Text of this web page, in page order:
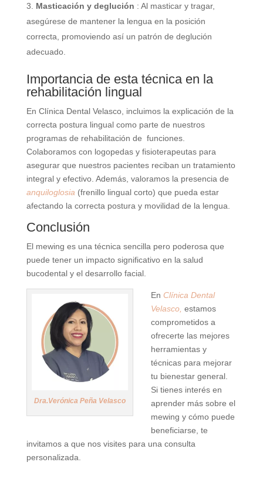
Masticación y deglución : Al masticar y tragar,
asegúrese de mantener la lengua en la posición
correcta, promoviendo así un patrón de deglución
adecuado.
Importancia de esta técnica en la
rehabilitación lingual
En Clínica Dental Velasco, incluimos la explicación de la
correcta postura lingual como parte de nuestros
programas de rehabilitación de funciones.
Colaboramos con logopedas y fisioterapeutas para
asegurar que nuestros pacientes reciban un tratamiento
integral y efectivo. Además, valoramos la presencia de
anquiloglosia (frenillo lingual corto) que pueda estar
afectando la correcta postura y movilidad de la lengua.
Conclusión
El mewing es una técnica sencilla pero poderosa que
puede tener un impacto significativo en la salud
bucodental y el desarrollo facial.
Dra.Verónica Peña Velasco
En Clínica Dental
Velasco, estamos
comprometidos a
ofrecerte las mejores
herramientas y
técnicas para mejorar
tu bienestar general.
Si tienes interés en
aprender más sobre el
mewing y cómo puede
beneficiarse, te
invitamos a que nos visites para una consulta
personalizada.